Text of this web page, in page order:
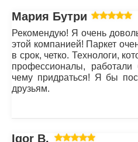
Мария Бутрим
Рекомендую! Я очень
этой компанией! Паркет
в срок, четко. Технологи,
профессионалы,
чему придраться! Я бы
друзьям.
Igor B.